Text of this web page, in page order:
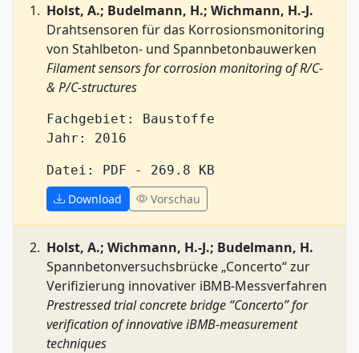
Holst, A.; Budelmann, H.; Wichmann, H.-J.
Drahtsensoren für das Korrosionsmonitoring
von Stahlbeton- und Spannbetonbauwerken
Filament sensors for corrosion monitoring of R/C-
& P/C-structures
Fachgebiet: Baustoffe
Jahr: 2016
Datei: PDF - 269.8 KB
Download
Vorschau
Holst, A.; Wichmann, H.-J.; Budelmann, H.
Spannbetonversuchsbrücke „Concerto“ zur
Verifizierung innovativer iBMB-Messverfahren
Prestressed trial concrete bridge “Concerto” for
verification of innovative iBMB-measurement
techniques